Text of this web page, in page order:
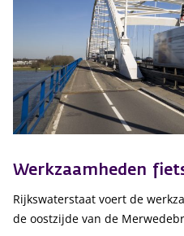
Werkzaamheden
Rijkswaterstaat voert de
de oostzijde van de